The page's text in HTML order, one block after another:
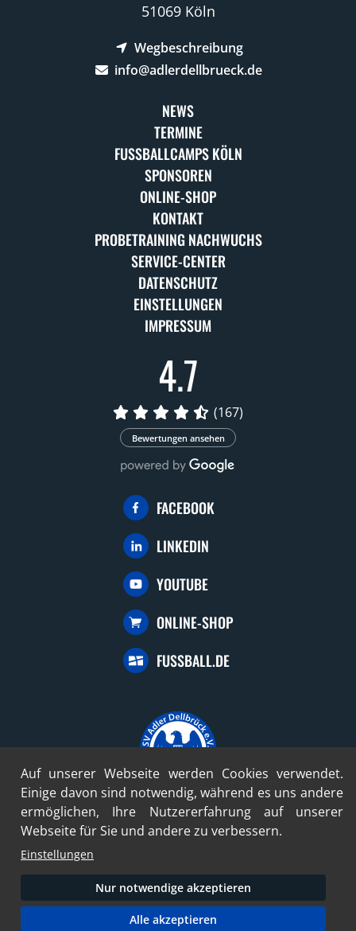
51069 Köln
Wegbeschreibung
info@adlerdellbrueck.de
NEWS
TERMINE
FUSSBALLCAMPS KÖLN
SPONSOREN
ONLINE-SHOP
KONTAKT
PROBETRAINING NACHWUCHS
SERVICE-CENTER
DATENSCHUTZ
EINSTELLUNGEN
IMPRESSUM
4.7
(167)
Bewertungen ansehen
FACEBOOK
LINKEDIN
YOUTUBE
ONLINE-SHOP
FUSSBALL.DE
© 2024-2026 SV Adler Dellbrück 1922 e.V.
Konzept und Umsetzung mit freundlicher Unterstützung durch
die profilschmiede - Internetagentur
Auf unserer Webseite werden Cookies verwendet.
Einige davon sind notwendig, während es uns andere
ermöglichen, Ihre Nutzererfahrung auf unserer
Webseite für Sie und andere zu verbessern.
Einstellungen
Nur notwendige akzeptieren
Alle akzeptieren